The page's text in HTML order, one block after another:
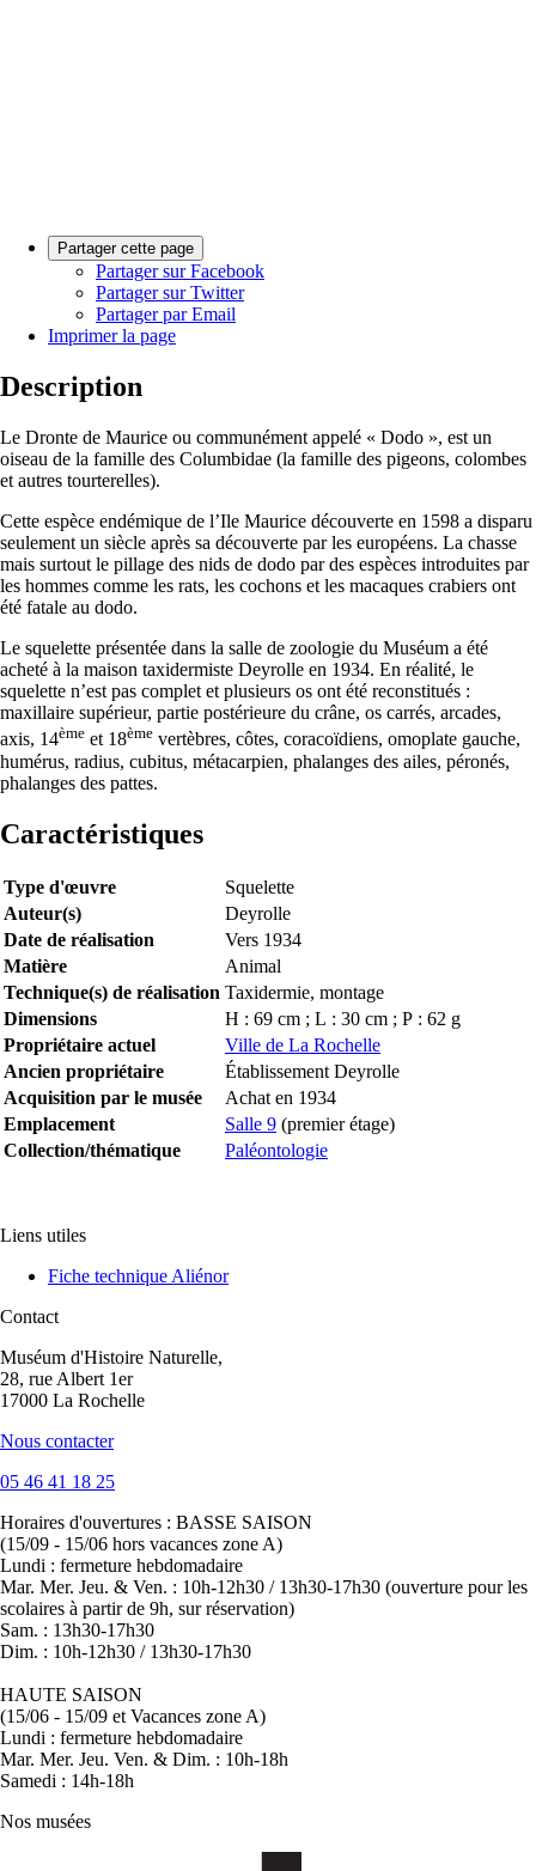
Partager cette page
Partager sur Facebook
Partager sur Twitter
Partager par Email
Imprimer la page
Description
Le Dronte de Maurice ou communément appelé « Dodo », est un
oiseau de la famille des Columbidae (la famille des pigeons, colombes
et autres tourterelles).
Cette espèce endémique de l’Ile Maurice découverte en 1598 a disparu
seulement un siècle après sa découverte par les européens. La chasse
mais surtout le pillage des nids de dodo par des espèces introduites par
les hommes comme les rats, les cochons et les macaques crabiers ont
été fatale au dodo.
Le squelette présentée dans la salle de zoologie du Muséum a été
acheté à la maison taxidermiste Deyrolle en 1934. En réalité, le
squelette n’est pas complet et plusieurs os ont été reconstitués :
maxillaire supérieur, partie postérieure du crâne, os carrés, arcades,
axis, 14ème et 18ème vertèbres, côtes, coracoïdiens, omoplate gauche,
humérus, radius, cubitus, métacarpien, phalanges des ailes, péronés,
phalanges des pattes.
Caractéristiques
Type d'œuvre
Squelette
Auteur(s)
Deyrolle
Date de réalisation
Vers 1934
Matière
Animal
Technique(s) de réalisation Taxidermie, montage
Dimensions
H : 69 cm ; L : 30 cm ; P : 62 g
Propriétaire actuel
Ville de La Rochelle
Ancien propriétaire
Établissement Deyrolle
Acquisition par le musée
Achat en 1934
Emplacement
Salle 9 (premier étage)
Collection/thématique
Paléontologie
Liens utiles
Fiche technique Aliénor
Contact
Muséum d'Histoire Naturelle,
28, rue Albert 1er
17000 La Rochelle
Nous contacter
05 46 41 18 25
Horaires d'ouvertures : BASSE SAISON
(15/09 - 15/06 hors vacances zone A)
Lundi : fermeture hebdomadaire
Mar. Mer. Jeu. & Ven. : 10h-12h30 / 13h30-17h30 (ouverture pour les
scolaires à partir de 9h, sur réservation)
Sam. : 13h30-17h30
Dim. : 10h-12h30 / 13h30-17h30
HAUTE SAISON
(15/06 - 15/09 et Vacances zone A)
Lundi : fermeture hebdomadaire
Mar. Mer. Jeu. Ven. & Dim. : 10h-18h
Samedi : 14h-18h
Nos musées